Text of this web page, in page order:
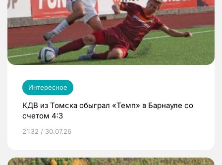
Интересное
КДВ из Томска обыграл «Темп» в Барнауле со
счетом 4:3
21:32 / 30.07.26